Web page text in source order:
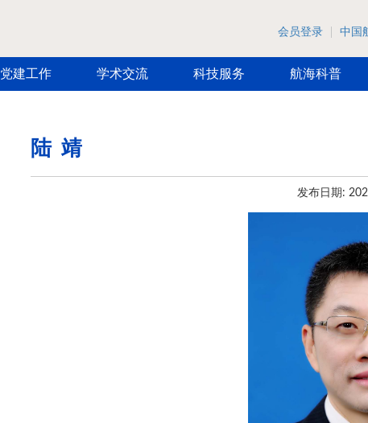
会员登录 中国
党建工作 学术交流 科技服务 航海科普
陆 靖
发布日期: